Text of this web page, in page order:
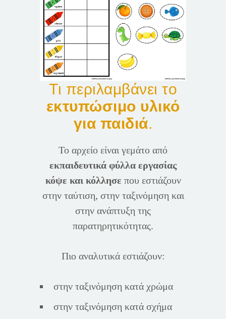
Τι περιλαμβάνει το
εκτυπώσιμο υλικό
για παιδιά.
Το αρχείο είναι γεμάτο από
εκπαιδευτικά φύλλα εργασίας
κόψε και κόλλησε που εστιάζουν
στην ταύτιση, στην ταξινόμηση και
στην ανάπτυξη της
παρατηρητικότητας.
Πιο αναλυτικά εστιάζουν:
στην ταξινόμηση κατά χρώμα
στην ταξινόμηση κατά σχήμα